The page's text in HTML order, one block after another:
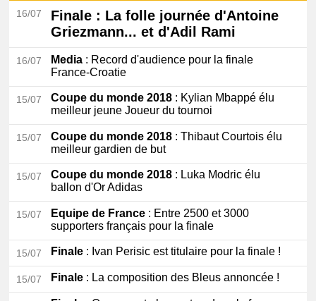
16/07 Finale : La folle journée d'Antoine
Griezmann... et d'Adil Rami
16/07 Media : Record d'audience pour la finale
France-Croatie
15/07 Coupe du monde 2018 : Kylian Mbappé élu
meilleur jeune Joueur du tournoi
15/07 Coupe du monde 2018 : Thibaut Courtois élu
meilleur gardien de but
15/07 Coupe du monde 2018 : Luka Modric élu
ballon d'Or Adidas
15/07 Equipe de France : Entre 2500 et 3000
supporters français pour la finale
15/07 Finale : Ivan Perisic est titulaire pour la finale !
15/07 Finale : La composition des Bleus annoncée !